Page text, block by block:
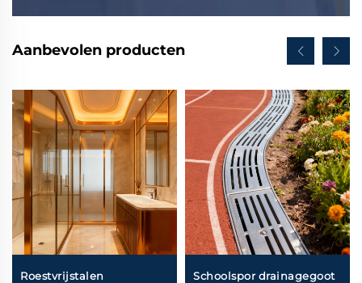
Aanbevolen producten
Roestvrijstalen
Schoolspor drainagegoot